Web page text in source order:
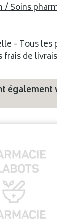
/ Soins
- Tous les
frais de
également